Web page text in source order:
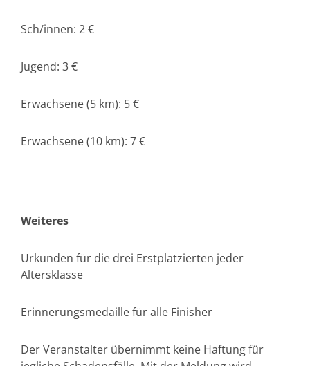
Sch/innen: 2 €
Jugend: 3 €
Erwachsene (5 km): 5 €
Erwachsene (10 km): 7 €
Weiteres
Urkunden für die drei Erstplatzierten jeder
Altersklasse
Erinnerungsmedaille für alle Finisher
Der Veranstalter übernimmt keine Haftung für